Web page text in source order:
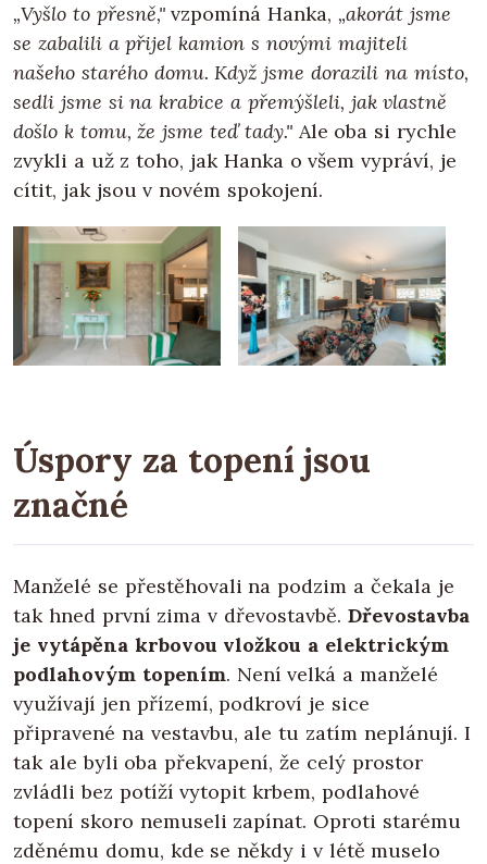
„Vyšlo to přesně,"vzpomíná Hanka, „akorát jsme
se zabalili a přijel kamion s novými majiteli
našeho starého domu. Když jsme dorazili na místo,
sedli jsme si na krabice a přemýšleli, jak vlastně
došlo k tomu, že jsme teď tady."Ale oba si rychle
zvykli a už z toho, jak Hanka o všem vypráví, je
cítit, jak jsou v novém spokojení.
Úspory za topení jsou
značné
Manželé se přestěhovali na podzim a čekala je
tak hned první zima v dřevostavbě. Dřevostavba
je vytápěna krbovou vložkou a elektrickým
podlahovým topením. Není velká a manželé
využívají jen přízemí, podkroví je sice
připravené na vestavbu, ale tu zatím neplánují. I
tak ale byli oba překvapení, že celý prostor
zvládli bez potíží vytopit krbem, podlahové
topení skoro nemuseli zapínat. Oproti starému
zděnému domu, kde se někdy i v létě muselo